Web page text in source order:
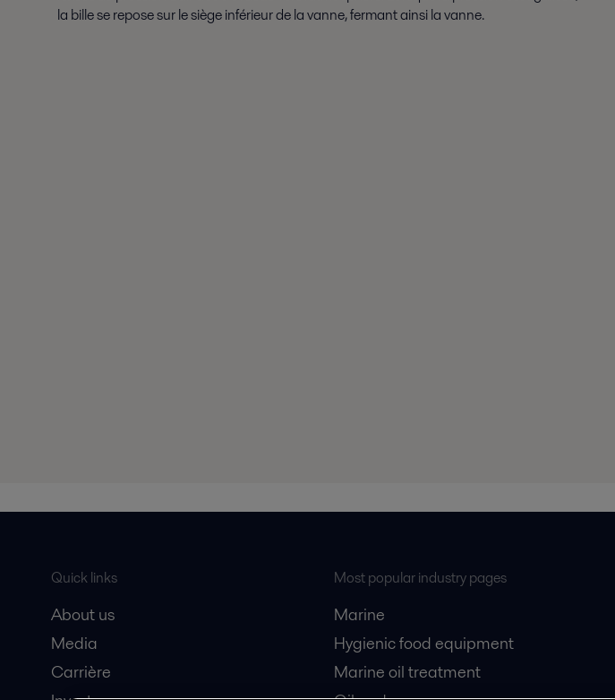
la bille se repose sur le siège inférieur de la vanne, fermant ainsi la vanne.
Quick links
About us
Media
Carrière
Most popular industry pages
Marine
Hygienic food equipment
Marine oil treatment